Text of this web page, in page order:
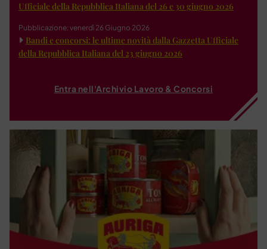
Ufficiale della Repubblica Italiana del 26 e 30 giugno 2026
Pubblicazione: venerdì 26 Giugno 2026
Bandi e concorsi: le ultime novità dalla Gazzetta Ufficiale
della Repubblica Italiana del 23 giugno 2026
Entra nell'Archivio Lavoro & Concorsi